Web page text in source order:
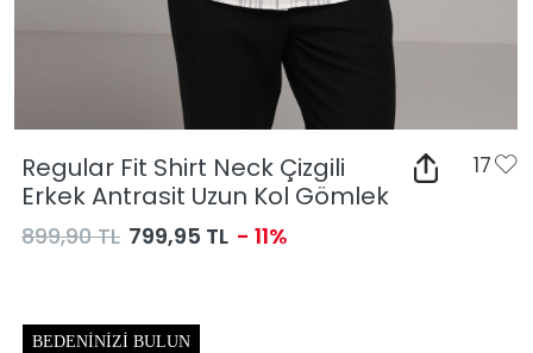
Regular Fit Shirt Neck Çizgili
Erkek Antrasit Uzun Kol Gömlek
17
899,90 TL 799,95 TL - 11%
BEDENINIZI BULUN